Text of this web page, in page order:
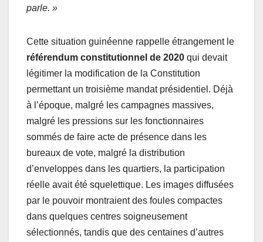
parle. »
Cette situation guinéenne rappelle étrangement le
référendum constitutionnel de 2020 qui devait
légitimer la modification de la Constitution
permettant un troisième mandat présidentiel. Déjà
à l’époque, malgré les campagnes massives,
malgré les pressions sur les fonctionnaires
sommés de faire acte de présence dans les
bureaux de vote, malgré la distribution
d’enveloppes dans les quartiers, la participation
réelle avait été squelettique. Les images diffusées
par le pouvoir montraient des foules compactes
dans quelques centres soigneusement
sélectionnés, tandis que des centaines d’autres